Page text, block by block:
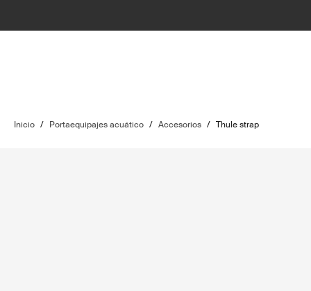
Inicio / Portaequipajes acuático / Accesorios / Thule strap